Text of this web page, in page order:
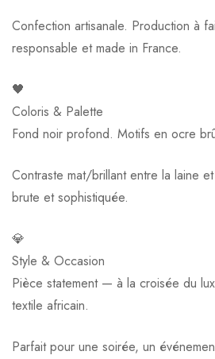
Confection artisanale. Production à
responsable et made in France.
🖤
Coloris & Palette
Fond noir profond. Motifs en ocre
Contraste mat/brillant entre la laine
brute et sophistiquée.
💎
Style & Occasion
Pièce statement — à la croisée du
textile africain.
Parfait pour une soirée, un